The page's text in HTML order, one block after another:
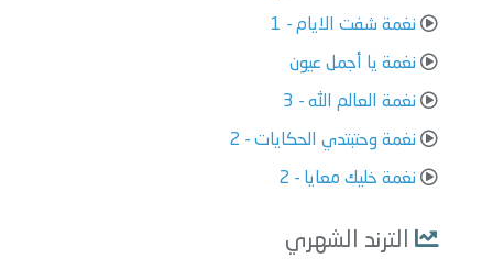
نغمة شفت الايام - 1
نغمة يا أجمل عيون
نغمة العالم الله - 3
نغمة وحتبتدي الحكايات - 2
نغمة خليك معايا - 2
الترند الشهري